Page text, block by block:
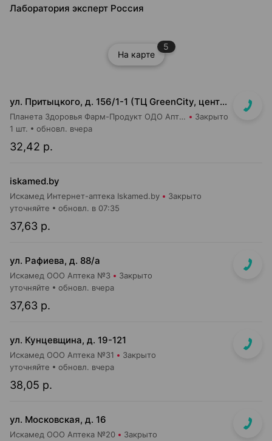
Лаборатория эксперт Россия
На карте
5
ул. Притыцкого, д. 156/1-1 (ТЦ GreenCity, центральный вход со стороны метро)
Планета Здоровья Фарм-Продукт ОДО Аптека №23 Закрыто
32,42 р.
1 шт. обновл. вчера
iskamed.by
Искамед Интернет-аптека Iskamed.by Закрыто
37,63 р.
уточняйте обновл. в 07:35
ул. Рафиева, д. 88/а
Искамед ООО Аптека №3 Закрыто
37,63 р.
уточняйте обновл. вчера
ул. Кунцевщина, д. 19-121
Искамед ООО Аптека №31 Закрыто
38,05 р.
уточняйте обновл. вчера
ул. Московская, д. 16
Искамед ООО Аптека №20 Закрыто